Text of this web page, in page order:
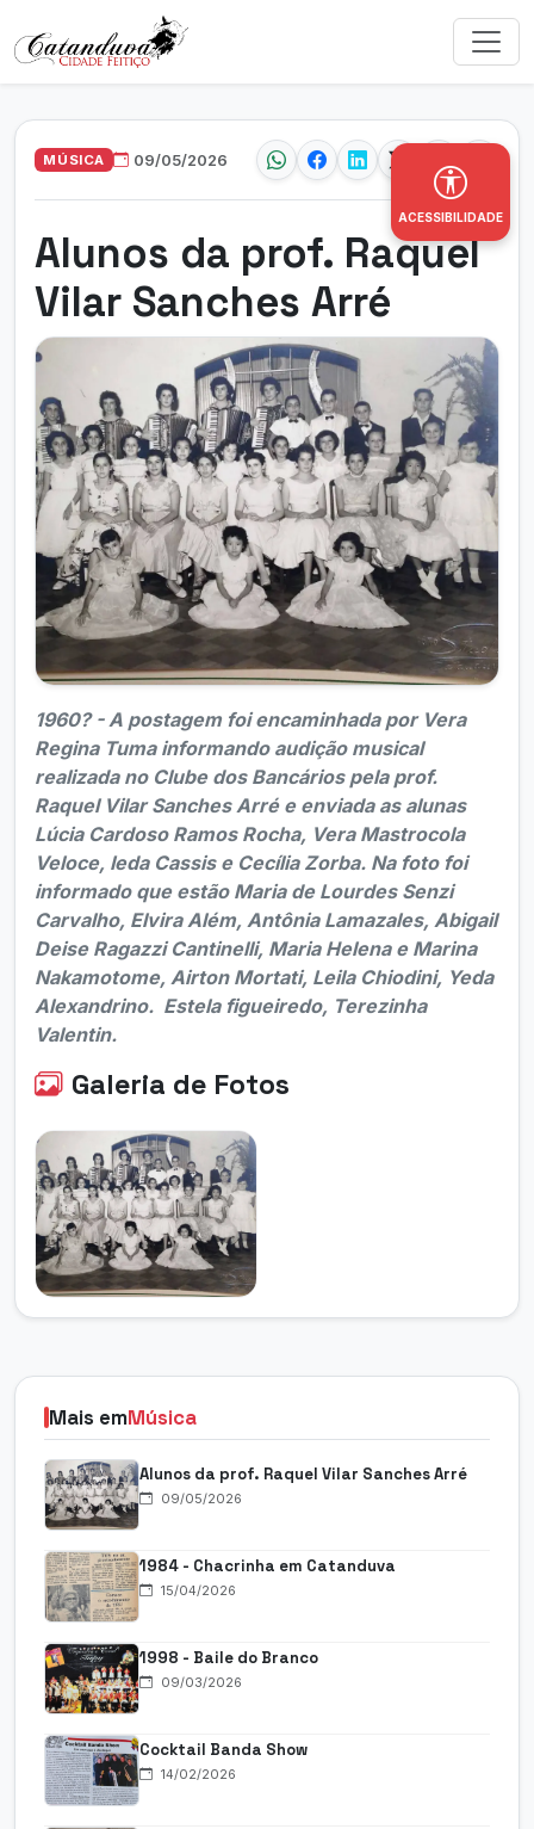
MÚSICA 09/05/2026
Alunos da prof. Raquel
Vilar Sanches Arré
1960? - A postagem foi encaminhada por Vera
Regina Tuma informando audição musical
realizada no Clube dos Bancários pela prof.
Raquel Vilar Sanches Arré e enviada as alunas
Lúcia Cardoso Ramos Rocha, Vera Mastrocola
Veloce, Ieda Cassis e Cecília Zorba. Na foto foi
informado que estão Maria de Lourdes Senzi
Carvalho, Elvira Além, Antônia Lamazales, Abigail
Deise Ragazzi Cantinelli, Maria Helena e Marina
Nakamotome, Airton Mortati, Leila Chiodini, Yeda
Alexandrino. Estela figueiredo, Terezinha
Valentin.
Galeria de Fotos
Mais emMúsica
Alunos da prof. Raquel Vilar Sanches Arré
09/05/2026
1984 - Chacrinha em Catanduva
15/04/2026
1998 - Baile do Branco
09/03/2026
Cocktail Banda Show
14/02/2026
ACESSIBILIDADE